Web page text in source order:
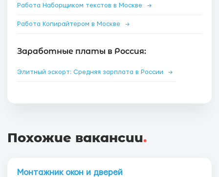
Работа Наборщиком текстов в Москве →
Работа Копирайтером в Москве →
Заработные платы в Россия:
Элитный эскорт: Средняя зарплата в России →
Похожие вакансии.
Монтажник окон и дверей